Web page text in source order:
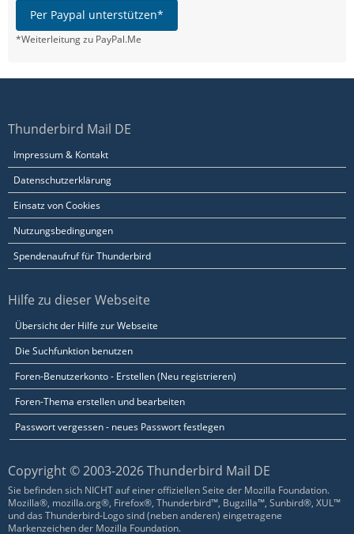
Per Paypal unterstützen*
*Weiterleitung zu PayPal.Me
Thunderbird Mail DE
Impressum & Kontakt
Datenschutzerklärung
Einsatz von Cookies
Nutzungsbedingungen
Spendenaufruf für Thunderbird
Hilfe zu dieser Webseite
Übersicht der Hilfe zur Webseite
Die Suchfunktion benutzen
Foren-Benutzerkonto - Erstellen (Neu registrieren)
Foren-Thema erstellen und bearbeiten
Passwort vergessen - neues Passwort festlegen
Copyright © 2003-2026 Thunderbird Mail DE
Sie befinden sich NICHT auf einer offiziellen Seite der Mozilla Foundation.
Mozilla®, mozilla.org®, Firefox®, Thunderbird™, Bugzilla™, Sunbird®, XUL™
und das Thunderbird-Logo sind (neben anderen) eingetragene
Markenzeichen der Mozilla Foundation.